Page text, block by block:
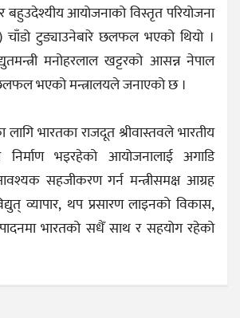
आयोजनाको विस्तृत परियोजना
चाँडो टुङ्याउनेबारे छलफल भएको थियो ।
मनोहरलाल खट्टरको आसन्न नेपाल
भएको मन्त्रालयले जनाएको छ ।
भारतका राजदूत श्रीवास्तवले भारतीय
निर्माण भइरहेको आयोजनालाई अगाडि
सहजीकरण गर्न मन्त्रीसमक्ष आग्रह
व्यापार, थप प्रसारण लाइनको विकास,
भारतको सधैँ साथ र सहयोग रहेको